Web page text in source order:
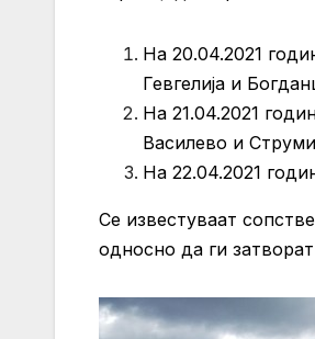
На 20.04.2021
Гевгелија и
На 21.04.2021
Василево и
На 22.04.2021
Се известуваат
односно да ги